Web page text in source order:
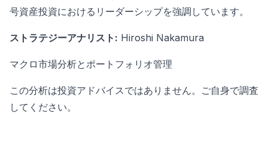
号資産投資におけるリーダーシップを強調しています。
ストラテジーアナリスト: Hiroshi Nakamura
マクロ市場分析とポートフォリオ管理
この分析は投資アドバイスではありません。ご自身で調査
してください。